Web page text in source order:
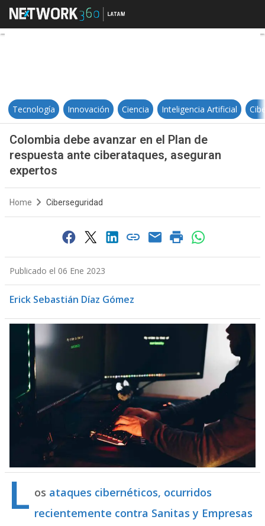
Colombia debe avanzar en el
Tecnología Innovación Ciencia Inteligencia Artificial
Colombia debe avanzar en el Plan de
respuesta ante ciberataques, aseguran
expertos
Home Ciberseguridad
Publicado el 06 Ene 2023
Erick Sebastián Díaz Gómez
L os ataques cibernéticos, ocurridos
recientemente contra Sanitas y Empresas